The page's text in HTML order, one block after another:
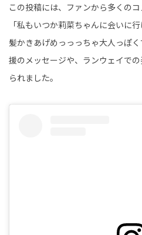
この投稿には、ファンから多くのコ
「私もいつか莉菜ちゃんに会いに
髪かきあげめっっっちゃ大人っぽ
援のメッセージや、ランウェイで
られました。